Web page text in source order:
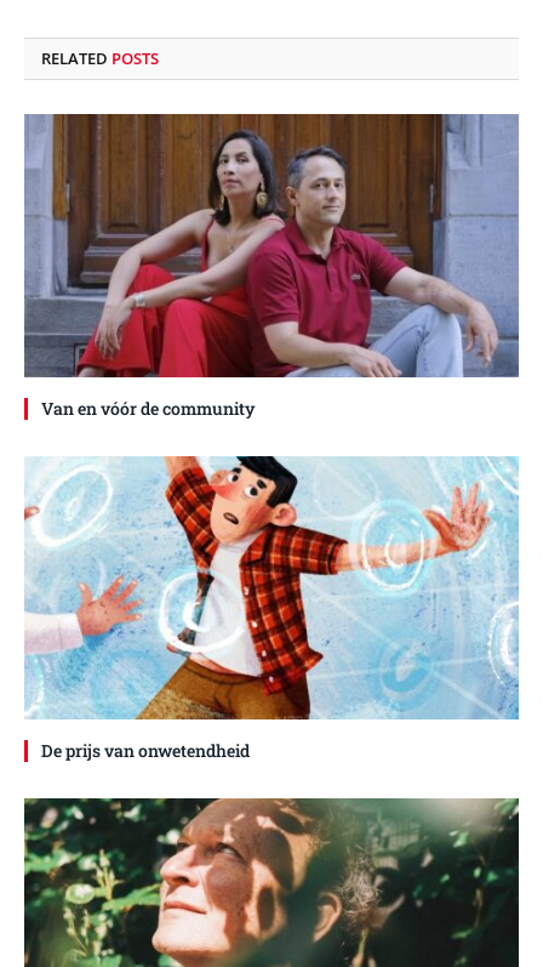
RELATED POSTS
Van en vóór de community
De prijs van onwetendheid